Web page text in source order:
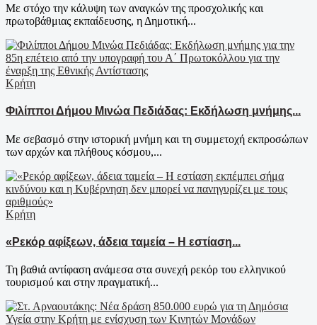
Με στόχο την κάλυψη των αναγκών της προσχολικής και
πρωτοβάθμιας εκπαίδευσης, η Δημοτική...
Κρήτη
Φιλίπποι Δήμου Μινώα Πεδιάδας: Εκδήλωση μνήμης...
Με σεβασμό στην ιστορική μνήμη και τη συμμετοχή εκπροσώπων
των αρχών και πλήθους κόσμου,...
Κρήτη
«Ρεκόρ αφίξεων, άδεια ταμεία – Η εστίαση...
Τη βαθιά αντίφαση ανάμεσα στα συνεχή ρεκόρ του ελληνικού
τουρισμού και στην πραγματική...